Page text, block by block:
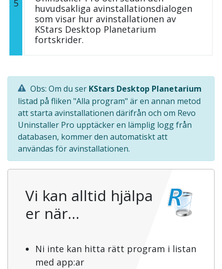
5
huvudsakliga avinstallationsdialogen
som visar hur avinstallationen av
KStars Desktop Planetarium
fortskrider.
Obs: Om du ser KStars Desktop Planetarium
listad på fliken "Alla program" är en annan metod
att starta avinstallationen därifrån och om Revo
Uninstaller Pro upptäcker en lämplig logg från
databasen, kommer den automatiskt att
användas för avinstallationen.
Vi kan alltid hjälpa
er när…
Ni inte kan hitta rätt program i listan
med app:ar